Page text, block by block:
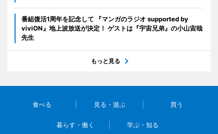
番組復活1周年を記念して 『マンガのラジオ supported by
viviON』地上波放送が決定！ ゲストは『宇宙兄弟』の小山宙哉
先生
もっと見る
食べる 見る・遊ぶ 買う
暮らす・働く 学ぶ・知る